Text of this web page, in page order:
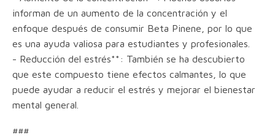
informan de un aumento de la concentración y el
enfoque después de consumir Beta Pinene, por lo que
es una ayuda valiosa para estudiantes y profesionales.
- Reducción del estrés**: También se ha descubierto
que este compuesto tiene efectos calmantes, lo que
puede ayudar a reducir el estrés y mejorar el bienestar
mental general.
###